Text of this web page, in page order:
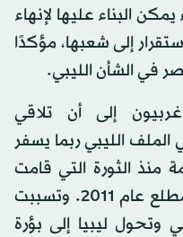
يمكن البناء عليها لإنهاء
إلى شعبها، مؤكدًا
في الشأن الليبي.
إلى أن تلاقي
الليبي ربما يسفر
منذ الثورة التي قامت
ضد العقيد معمر القذافي في مطلع عام 2011. وتسببت
وتحول ليبيا إلى بؤرة